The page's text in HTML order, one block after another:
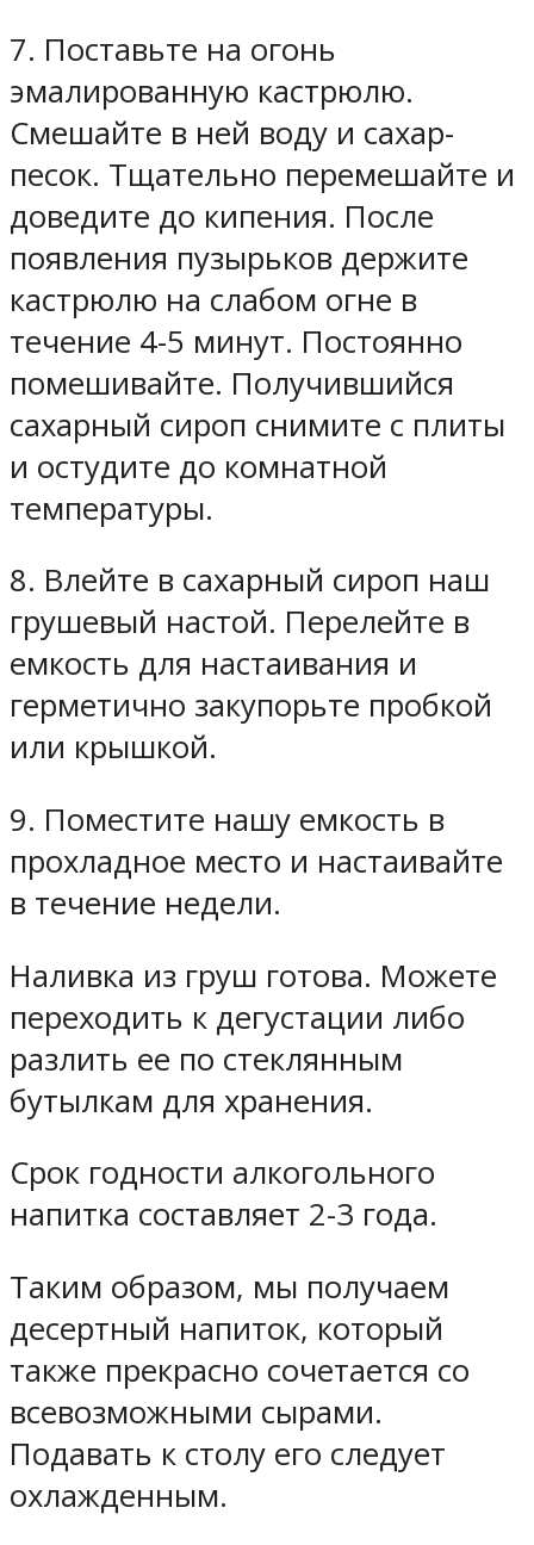
7. Поставьте на огонь
эмалированную кастрюлю.
Смешайте в ней воду и сахар-
песок. Тщательно перемешайте и
доведите до кипения. После
появления пузырьков держите
кастрюлю на слабом огне в
течение 4-5 минут. Постоянно
помешивайте. Получившийся
сахарный сироп снимите с плиты
и остудите до комнатной
температуры.
8. Влейте в сахарный сироп наш
грушевый настой. Перелейте в
емкость для настаивания и
герметично закупорьте пробкой
или крышкой.
9. Поместите нашу емкость в
прохладное место и настаивайте
в течение недели.
Наливка из груш готова. Можете
переходить к дегустации либо
разлить ее по стеклянным
бутылкам для хранения.
Срок годности алкогольного
напитка составляет 2-3 года.
Таким образом, мы получаем
десертный напиток, который
также прекрасно сочетается со
всевозможными сырами.
Подавать к столу его следует
охлажденным.